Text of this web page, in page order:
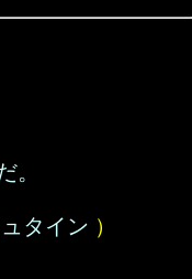
。
タイン ）